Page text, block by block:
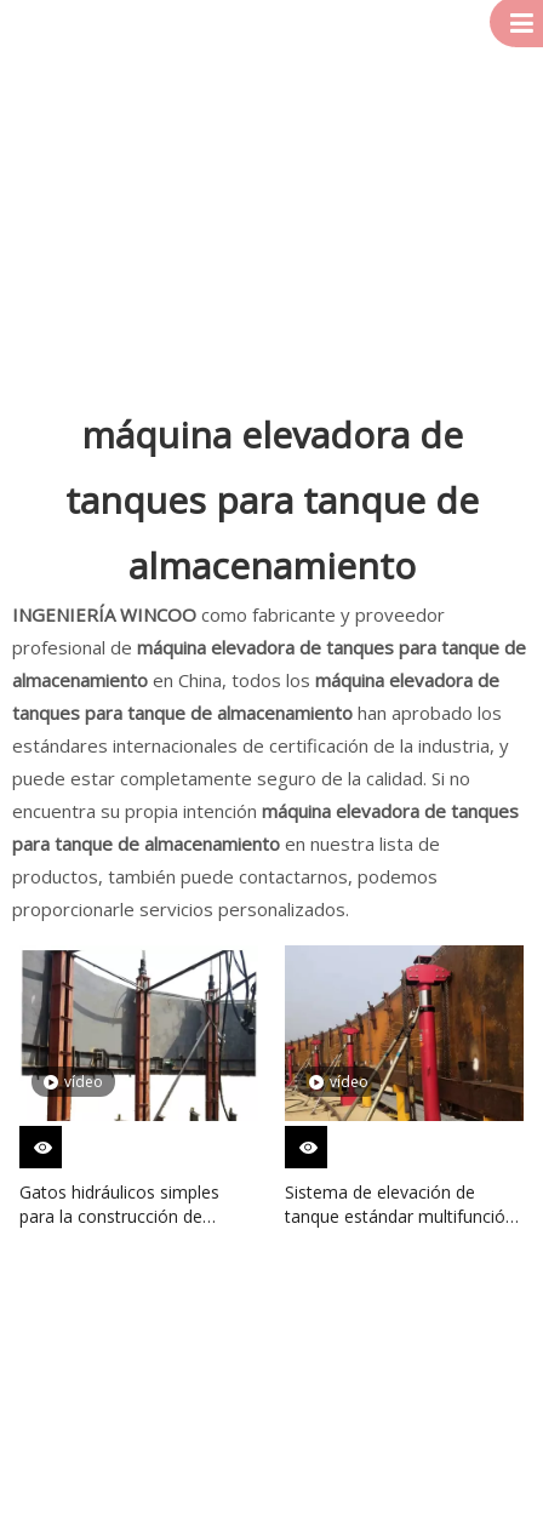
máquina elevadora de
tanques para tanque de
almacenamiento
INGENIERÍA WINCOO como fabricante y proveedor
profesional de máquina elevadora de tanques para tanque de
almacenamiento en China, todos los máquina elevadora de
tanques para tanque de almacenamiento han aprobado los
estándares internacionales de certificación de la industria, y
puede estar completamente seguro de la calidad. Si no
encuentra su propia intención máquina elevadora de tanques
para tanque de almacenamiento en nuestra lista de
productos, también puede contactarnos, podemos
proporcionarle servicios personalizados.
vídeo
Gatos hidráulicos simples
para la construcción de
vídeo
Sistema de elevación de
tanque estándar multifunción